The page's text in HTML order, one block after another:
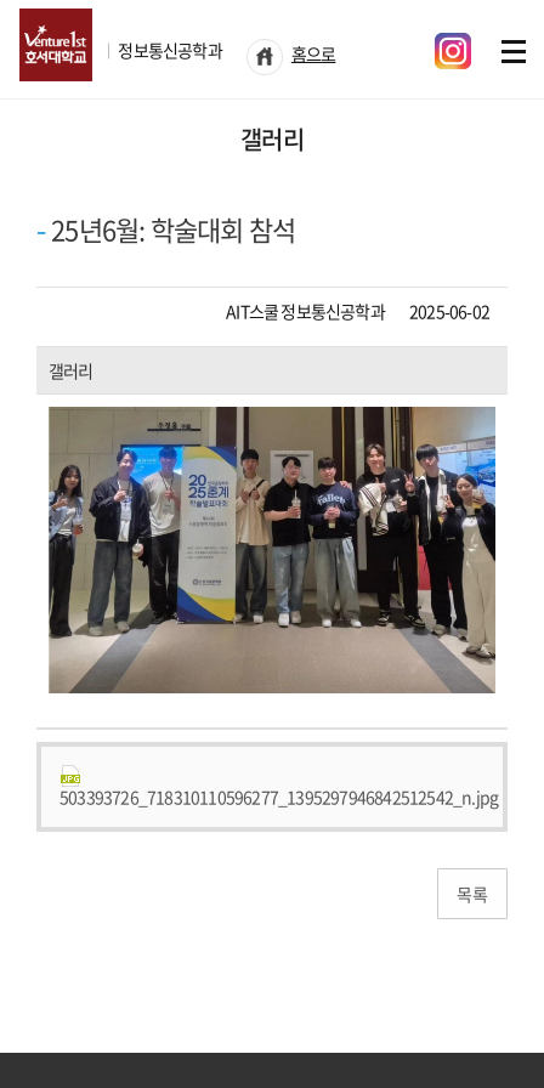
ㅣ 정보통신공학과 홈으로
갤러리
25년6월: 학술대회 참석
작성자
AIT스쿨 정보통신공학과 등록일자
2025-06-02
갤러리
503393726_718310110596277_1395297946842512542_n.jpg